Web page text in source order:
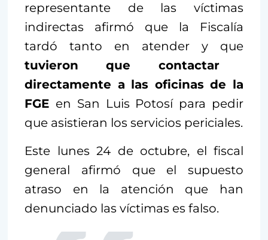
representante de las víctimas
indirectas afirmó que la Fiscalía
tardó tanto en atender y que
tuvieron que contactar
directamente a las oficinas de la
FGE en San Luis Potosí para pedir
que asistieran los servicios periciales.
Este lunes 24 de octubre, el fiscal
general afirmó que el supuesto
atraso en la atención que han
denunciado las víctimas es falso.